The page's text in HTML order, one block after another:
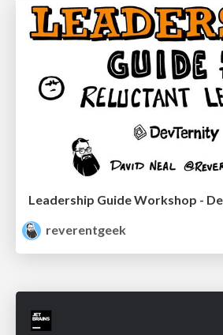
Leadership Guide Workshop -
reverentgeek